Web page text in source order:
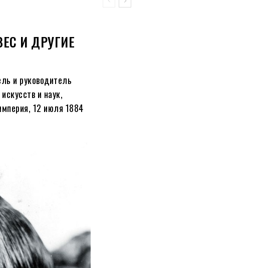
И ДРУГИЕ
и руководитель
и наук,
12 июля 1884